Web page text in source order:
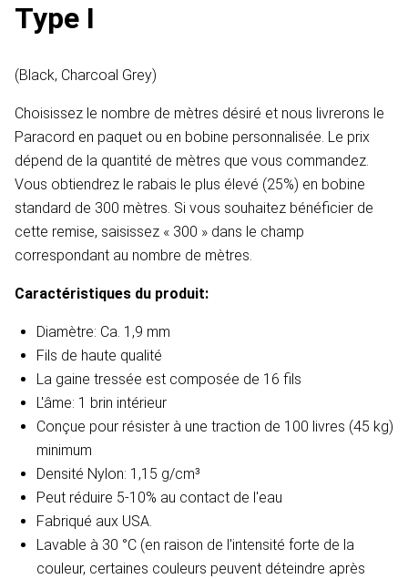
Type I
(Black, Charcoal Grey)​
Choisissez le nombre de mètres désiré et nous livrerons le
Paracord en paquet ou en bobine personnalisée. Le prix
dépend de la quantité de mètres que vous commandez.
Vous obtiendrez le rabais le plus élevé (25%) en bobine
standard de 300 mètres. Si vous souhaitez bénéficier de
cette remise, saisissez « 300 » dans le champ
correspondant au nombre de mètres.
Caractéristiques du produit:
Diamètre: Ca. 1,9 mm
Fils de haute qualité
La gaine tressée est composée de 16 fils
L'âme: 1 brin intérieur
Conçue pour résister à une traction de 100 livres (45 kg)
minimum
Densité Nylon: 1,15 g/cm³
Peut réduire 5-10% au contact de l'eau​
Fabriqué aux USA.
Lavable à 30 °C (en raison de l'intensité forte de la
couleur, certaines couleurs peuvent déteindre après